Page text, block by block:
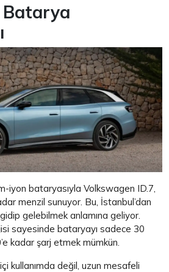
Batarya
iyon bataryasıyla Volkswagen ID.7,
menzil sunuyor. Bu, İstanbul’dan
gelebilmek anlamına geliyor.
sayesinde bataryayı sadece 30
kadar şarj etmek mümkün.
kullanımda değil, uzun mesafeli